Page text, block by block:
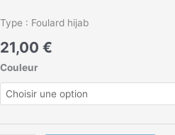
Type : Foulard hijab
21,00 €
Couleur